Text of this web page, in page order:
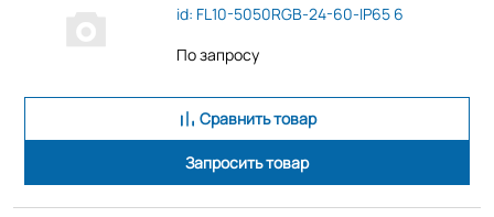
id: FL10-5050RGB-24-60-IP65 6
По запросу
Сравнить товар
Запросить товар